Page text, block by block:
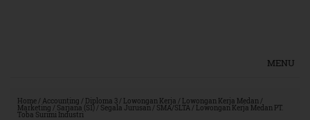
MENU
Home/ Accounting / Diploma 3/ Lowongan Kerja / Lowongan Kerja Medan/
Marketing / Sarjana (S1)/ Segala Jurusan/ SMA/SLTA/ Lowongan Kerja Medan PT.
Toba Surimi Industri